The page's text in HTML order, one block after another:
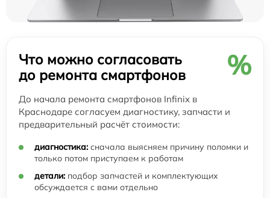
Что можно согласовать
до ремонта смартфонов
%
До начала ремонта смартфонов Infinix в
Краснодаре согласуем диагностику, запчасти и
предварительный расчёт стоимости:
диагностика: сначала выясняем причину поломки и
только потом приступаем к работам
детали: подбор запчастей и комплектующих
обсуждается с вами отдельно